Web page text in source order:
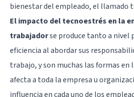
bienestar del empleado, el llamado
El impacto del tecnoestrés en la
trabajadorse produce tanto a nivel
eficiencia al abordar sus
trabajo, y son muchas las formas en
afecta a toda la empresa u
influencia en cada uno de los